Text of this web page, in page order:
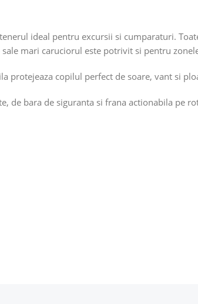
ideal pentru excursii si cumparaturi.
mari caruciorul este potrivit si pentru
protejeaza copilul perfect de soare, vant si
de bara de siguranta si frana actionabila pe